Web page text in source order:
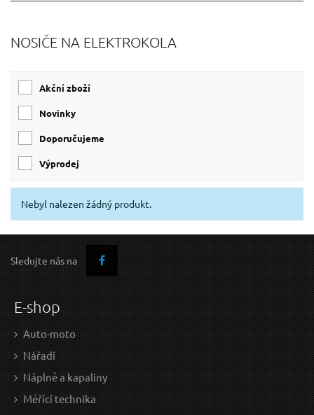
Hmotnost
27 kg
NOSIČE NA ELEKTROKOLA
Akční zboží
Novinky
Doporučujeme
Výprodej
Nebyl nalezen žádný produkt.
Sledujte nás na
E-shop
Auto-moto
Nářadí
Náplně a kapaliny
Měřící technika